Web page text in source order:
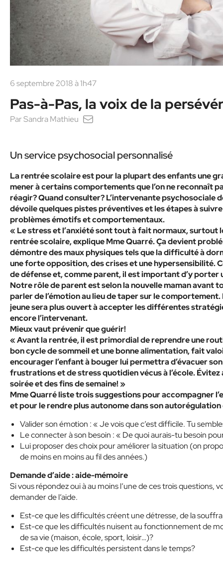
6 septembre 2018 à 1h47
Pas-à-Pas, la voix de la
ParSandra Mathieu
Un service psychosocial personnalisé
La rentrée scolaire est pour la plupart des enfants une
mener à certains comportements que l’on ne reconnaît
réagir? Quand consulter? L’intervenante psychosociale
dévoile quelques pistes préventives et les étapes à
problèmes émotifs et comportementaux.
« Le stress et l’anxiété sont tout à fait normaux, surtout
rentrée scolaire, explique Mme Quarré. Ça devient
démontre des maux physiques tels que la difficulté à
une forte opposition, des crises et une hypersensibilité.
de défense et, comme parent, il est important d’y
Notre rôle de parent est selon la nouvelle maman avant
parler de l’émotion au lieu de taper sur le
jeune sera plus ouvert à accepter les différentes
encore l’intervenant.
Mieux vaut prévenir que guérir!
« Avant la rentrée, il est primordial de reprendre une
bon cycle de sommeil et une bonne alimentation, fait
encourager l’enfant à bouger lui permettra d’évacuer
frustrations et de stress quotidien vécus à l’école. Évitez
soirée et des fins de semaine! »
Mme Quarré liste trois suggestions pour accompagner
et pour le rendre plus autonome dans son
Valider son émotion : « Je vois que c’est difficile. Tu
Le connecter à son besoin : « De quoi aurais-tu besoin
Lui proposer des choix pour améliorer la situation (on
de moins en moins au fil des années.)
Demande d’aide : aide-mémoire
Si vous répondez oui à au moins l’une de ces trois questions,
demander de l’aide.
Est-ce que les difficultés créent une détresse, de la
Est-ce que les difficultés nuisent au fonctionnement de
de sa vie (maison, école, sport, loisir…)?
Est-ce que les difficultés persistent dans le temps?